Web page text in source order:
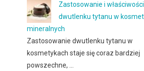
Zastosowanie i właściwości
dwutlenku tytanu w
mineralnych
Zastosowanie dwutlenku tytanu w
kosmetykach staje się coraz bardziej
powszechne, …